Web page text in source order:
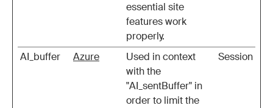
essential site
features work
properly.
AI_buffer Azure
Used in context
with the
"AI_sentBuffer" in
order to limit the
Session